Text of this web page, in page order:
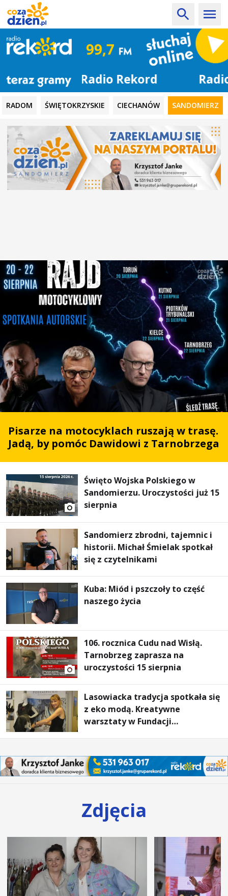
Radio Rekord
RADOM ŚWIĘTOKRZYSKIE CIECHANÓW SANDOMIERZ
Pisarze na motocyklach ruszają w trasę.
Jadą, by pomóc Dawidowi z Tarnobrzega
Święto Wojska Polskiego w
Sandomierzu. Uroczystości już 15
sierpnia
Sandomierz zbrodni, tajemnic i
historii. Michał Śmielak spotkał
się z czytelnikami
Kuba: Miód i pszczoły to część
naszego życia
106. rocznica Cudu nad Wisłą.
Tarnobrzeg zaprasza na
uroczystości 15 sierpnia
Lasowiacka tradycja spotkała się
z eko modą. Kreatywne
warsztaty w Fundacji
Zdjęcia